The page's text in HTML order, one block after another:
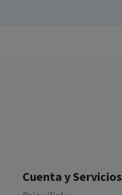
Cuenta y Servicios